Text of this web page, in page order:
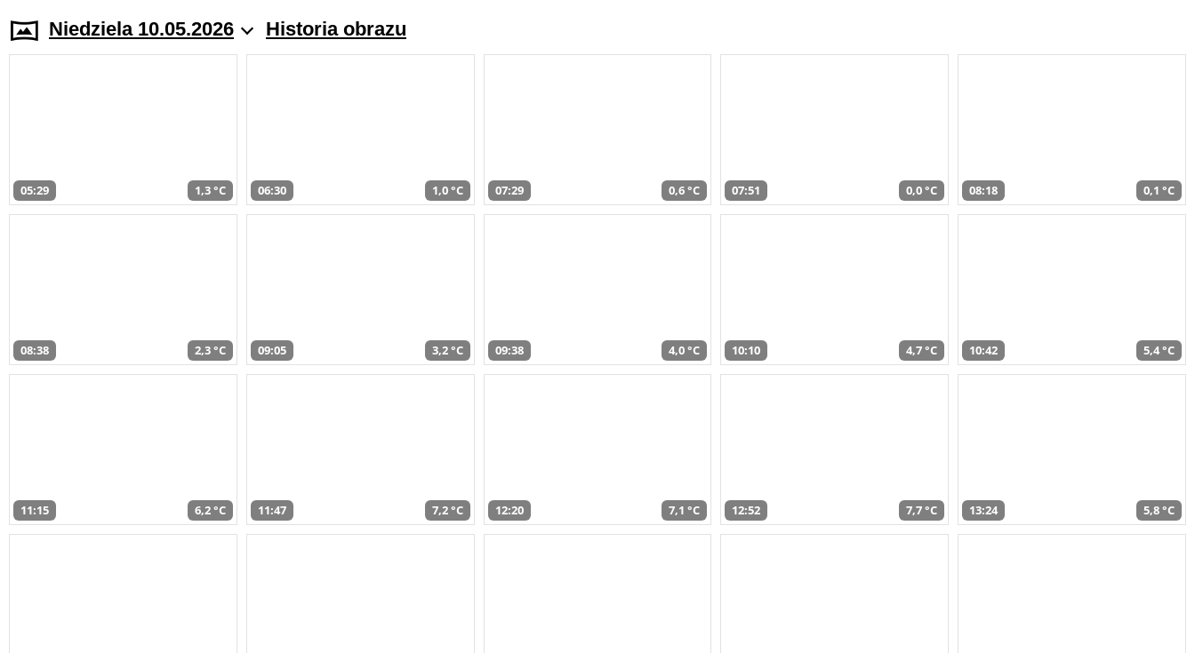
Niedziela 10.05.2026 Historia obrazu
05:29 1,3 °C 06:30 1,0 °C 07:29 0,6 °C 07:51 0,0 °C 08:18 0,1 °C
08:38 2,3 °C 09:05 3,2 °C 09:38 4,0 °C 10:10 4,7 °C 10:42 5,4 °C
11:15 6,2 °C 11:47 7,2 °C 12:20 7,1 °C 12:52 7,7 °C 13:24 5,8 °C